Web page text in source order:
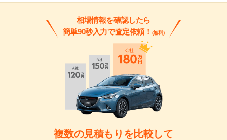
相場情報を確認したら
簡単90秒入力で査定依頼！ (無料)
複数の見積もりを比較して